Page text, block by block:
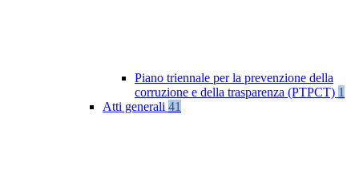
Piano triennale per la prevenzione della
corruzione e della trasparenza (PTPCT) 1
Atti generali 41